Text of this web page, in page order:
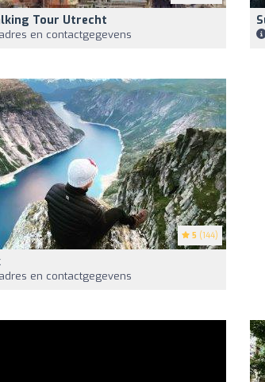
Tour Utrecht
en contactgegevens
5 (144)
en contactgegevens